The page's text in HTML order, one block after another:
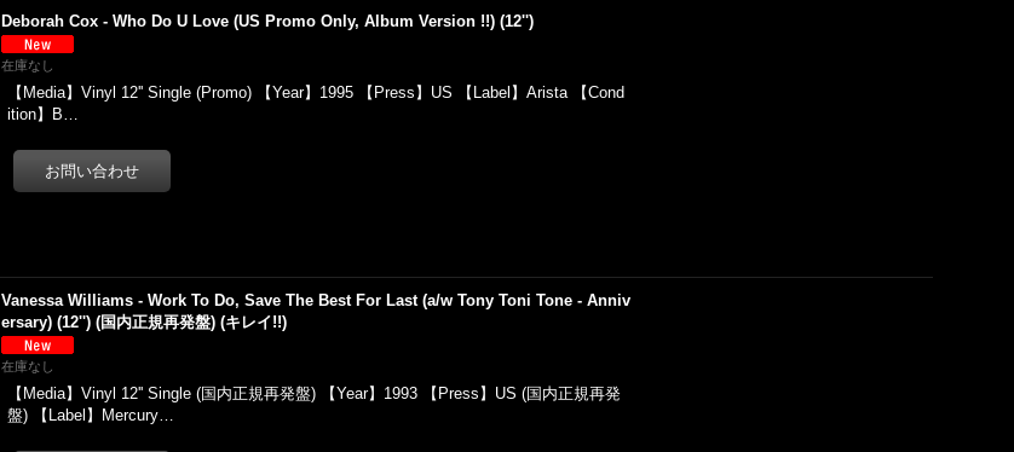
Deborah Cox - Who Do U Love (US Promo Only, Album Version !!) (12'')
在庫なし
【Media】Vinyl 12'' Single (Promo) 【Year】1995 【Press】US 【Label】Arista 【Cond
ition】B…
Vanessa Williams - Work To Do, Save The Best For Last (a/w Tony Toni Tone - Anniv
ersary) (12'') (国内正規再発盤) (キレイ!!)
在庫なし
【Media】Vinyl 12'' Single (国内正規再発盤) 【Year】1993 【Press】US (国内正規再発
盤) 【Label】Mercury…